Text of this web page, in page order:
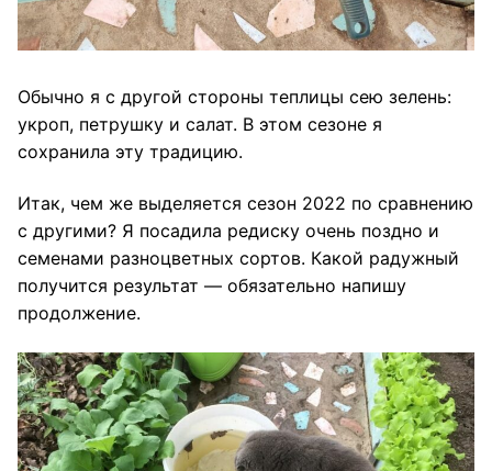
Обычно я с другой стороны теплицы сею зелень:
укроп, петрушку и салат. В этом сезоне я
сохранила эту традицию.
Итак, чем же выделяется сезон 2022 по сравнению
с другими? Я посадила редиску очень поздно и
семенами разноцветных сортов. Какой радужный
получится результат — обязательно напишу
продолжение.